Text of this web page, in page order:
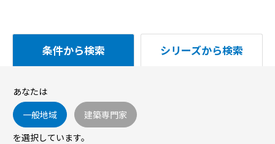
条件から検索 シリーズから検索
あなたは
一般地域
建築専門家
を選択しています。